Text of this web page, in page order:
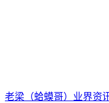
老梁（蛤蟆哥） 业界资